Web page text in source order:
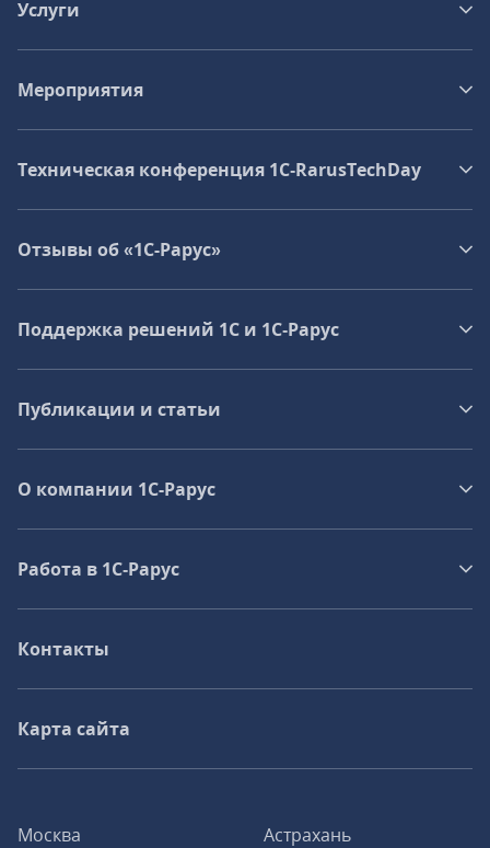
Москва
Астрахань
Услуги
Мероприятия
Техническая конференция 1C‑RarusTechDay
Отзывы об «1С-Рарус»
Поддержка решений 1С и 1С‑Рарус
Публикации и статьи
О компании 1C-Рарус
Работа в 1С‑Рарус
Контакты
Карта сайта